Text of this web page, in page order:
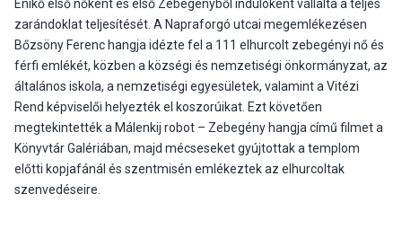
Enikő első nőként és első Zebegényből indulóként vállalta a teljes
zarándoklat teljesítését. A Napraforgó utcai megemlékezésen
Bőzsöny Ferenc hangja idézte fel a 111 elhurcolt zebegényi nő és
férfi emlékét, közben a községi és nemzetiségi önkormányzat, az
általános iskola, a nemzetiségi egyesületek, valamint a Vitézi
Rend képviselői helyezték el koszorúikat. Ezt követően
megtekintették a Málenkij robot – Zebegény hangja című filmet a
Könyvtár Galériában, majd mécseseket gyújtottak a templom
előtti kopjafánál és szentmisén emlékeztek az elhurcoltak
szenvedéseire.